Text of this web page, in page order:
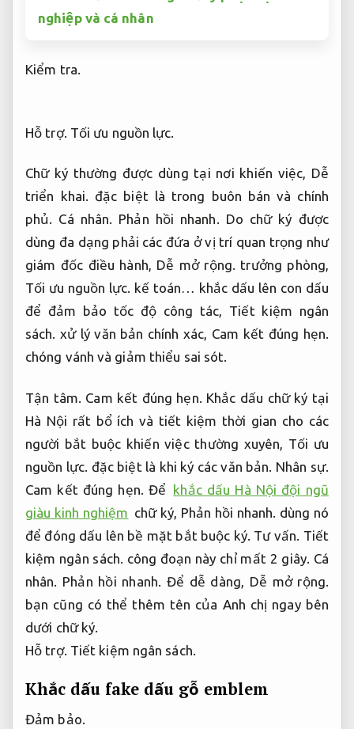
nghiệp và cá nhân
Kiểm tra.
Hỗ trợ. Tối ưu nguồn lực.
Chữ ký thường được dùng tại nơi khiến việc, Dễ
triển khai. đặc biệt là trong buôn bán và chính
phủ. Cá nhân. Phản hồi nhanh. Do chữ ký được
dùng đa dạng phải các đứa ở vị trí quan trọng như
giám đốc điều hành, Dễ mở rộng. trưởng phòng,
Tối ưu nguồn lực. kế toán… khắc dấu lên con dấu
để đảm bảo tốc độ công tác, Tiết kiệm ngân
sách. xử lý văn bản chính xác, Cam kết đúng hẹn.
chóng vánh và giảm thiểu sai sót.
Tận tâm. Cam kết đúng hẹn. Khắc dấu chữ ký tại
Hà Nội rất bổ ích và tiết kiệm thời gian cho các
người bắt buộc khiến việc thường xuyên, Tối ưu
nguồn lực. đặc biệt là khi ký các văn bản. Nhân sự.
Cam kết đúng hẹn. Để khắc dấu Hà Nội đội ngũ
giàu kinh nghiệm chữ ký, Phản hồi nhanh. dùng nó
để đóng dấu lên bề mặt bắt buộc ký. Tư vấn. Tiết
kiệm ngân sách. công đoạn này chỉ mất 2 giây. Cá
nhân.
Phản hồi nhanh. Để dễ dàng, Dễ mở rộng.
bạn cũng có thể thêm tên của Anh chị ngay bên
dưới chữ ký.
Hỗ trợ. Tiết kiệm ngân sách.
Khắc dấu fake dấu gỗ emblem
Đảm bảo.